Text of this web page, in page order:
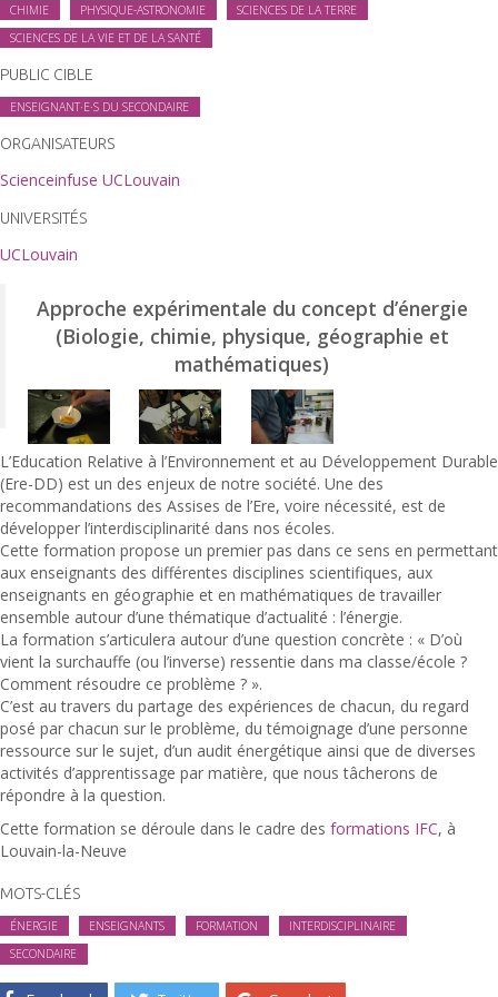
CHIMIE PHYSIQUE-ASTRONOMIE
SCIENCES DE LA TERRE
SCIENCES DE LA VIE ET DE LA SANTÉ
PUBLIC CIBLE
ENSEIGNANT·E·S DU SECONDAIRE
ORGANISATEURS
Scienceinfuse UCLouvain
UNIVERSITÉS
UCLouvain
Approche expérimentale du concept d’énergie
(Biologie, chimie, physique, géographie et
mathématiques)
L’Education Relative à l’Environnement et au Développement Durable
(Ere-DD) est un des enjeux de notre société. Une des
recommandations des Assises de l’Ere, voire nécessité, est de
développer l’interdisciplinarité dans nos écoles.
Cette formation propose un premier pas dans ce sens en permettant
aux enseignants des différentes disciplines scientifiques, aux
enseignants en géographie et en mathématiques de travailler
ensemble autour d’une thématique d’actualité : l’énergie.
La formation s’articulera autour d’une question concrète : « D’où
vient la surchauffe (ou l’inverse) ressentie dans ma classe/école ?
Comment résoudre ce problème ? ».
C’est au travers du partage des expériences de chacun, du regard
posé par chacun sur le problème, du témoignage d’une personne
ressource sur le sujet, d’un audit énergétique ainsi que de diverses
activités d’apprentissage par matière, que nous tâcherons de
répondre à la question.
Cette formation se déroule dans le cadre des formations IFC, à
Louvain-la-Neuve
MOTS-CLÉS
ÉNERGIE ENSEIGNANTS FORMATION
INTERDISCIPLINAIRE
SECONDAIRE